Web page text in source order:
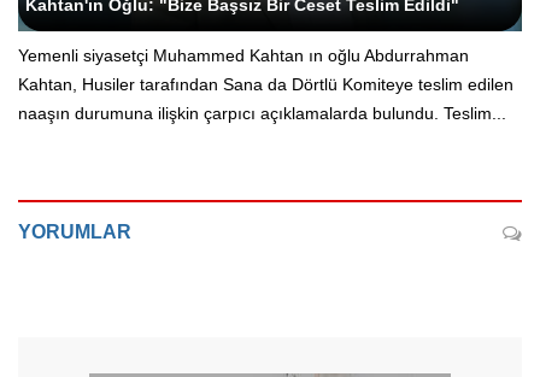
Kahtan'ın Oğlu: "Bize Başsız Bir Ceset Teslim Edildi"
Yemenli siyasetçi Muhammed Kahtan ın oğlu Abdurrahman
Kahtan, Husiler tarafından Sana da Dörtlü Komiteye teslim edilen
naaşın durumuna ilişkin çarpıcı açıklamalarda bulundu. Teslim...
YORUMLAR